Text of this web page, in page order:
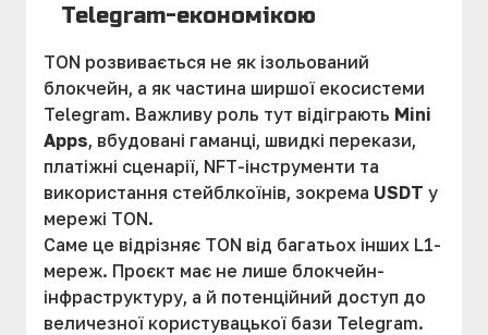
Telegram-економікою
TON розвивається не як ізольований
блокчейн, а як частина ширшої екосистеми
Telegram. Важливу роль тут відіграють Mini
Apps, вбудовані гаманці, швидкі перекази,
платіжні сценарії, NFT-інструменти та
використання стейблкоїнів, зокрема USDT у
мережі TON.
Саме це відрізняє TON від багатьох інших L1-
мереж. Проєкт має не лише блокчейн-
інфраструктуру, а й потенційний доступ до
величезної користувацької бази Telegram.